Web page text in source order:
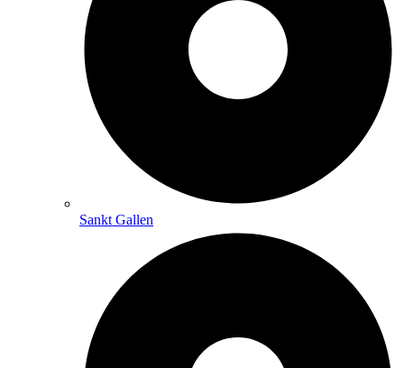
Sankt Gallen